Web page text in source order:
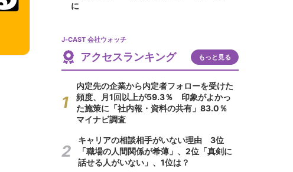
に
J-CAST 会社ウォッチ
アクセスランキング もっと見る
内定先の企業から内定者フォローを受けた
頻度、月1回以上が59.3％ 印象がよかっ
た施策に「社内報・資料の共有」83.0％
マイナビ調査
キャリアの相談相手がいない理由 3位
「職場の人間関係が希薄」、2位「真剣に
話せる人がいない」、1位は？